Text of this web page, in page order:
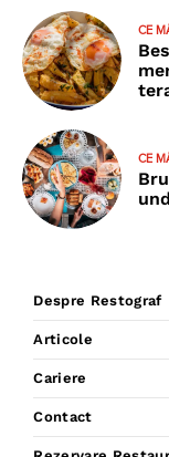
CE
CE
Despre Restograf
Articole
Cariere
Contact